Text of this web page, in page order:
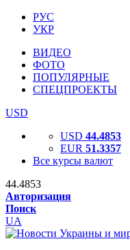
РУС
УКР
ВИДЕО
ФОТО
ПОПУЛЯРНЫЕ
СПЕЦПРОЕКТЫ
USD
USD 44.4853
EUR 51.3357
Все курсы валют
44.4853
Авторизация
Поиск
UA